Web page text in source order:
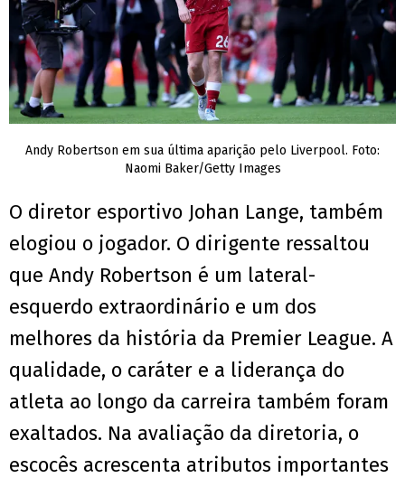
Andy Robertson em sua última aparição pelo Liverpool. Foto:
Naomi Baker/Getty Images
O diretor esportivo Johan Lange, também
elogiou o jogador. O dirigente ressaltou
que Andy Robertson é um lateral-
esquerdo extraordinário e um dos
melhores da história da Premier League. A
qualidade, o caráter e a liderança do
atleta ao longo da carreira também foram
exaltados. Na avaliação da diretoria, o
escocês acrescenta atributos importantes